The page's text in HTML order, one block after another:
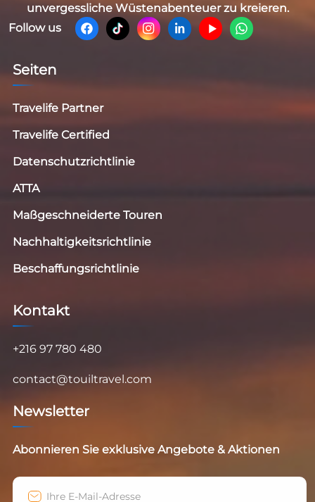
unvergessliche Wüstenabenteuer zu kreieren.
Follow us
Seiten
Travelife Partner
Travelife Certified
Datenschutzrichtlinie
ATTA
Maßgeschneiderte Touren
Nachhaltigkeitsrichtlinie
Beschaffungsrichtlinie
Kontakt
+216 97 780 480
contact@touiltravel.com
Newsletter
Abonnieren Sie exklusive Angebote & Aktionen